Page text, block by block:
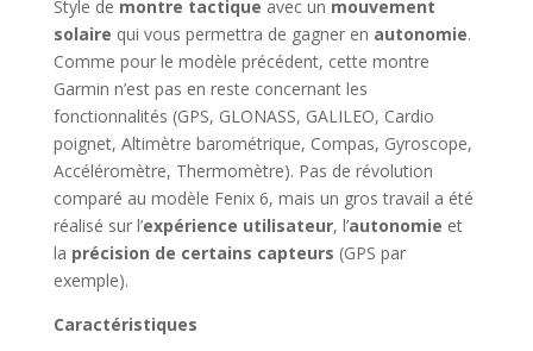
Style de montre tactique avec un mouvement
solaire qui vous permettra de gagner en autonomie.
Comme pour le modèle précédent, cette montre
Garmin n’est pas en reste concernant les
fonctionnalités (GPS, GLONASS, GALILEO, Cardio
poignet, Altimètre barométrique, Compas, Gyroscope,
Accéléromètre, Thermomètre). Pas de révolution
comparé au modèle Fenix 6, mais un gros travail a été
réalisé sur l’expérience utilisateur, l’autonomie et
la précision de certains capteurs (GPS par
exemple).
Caractéristiques